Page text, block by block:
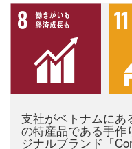
支社がベトナムにあ
の特産品である手作
ジナルブランド「